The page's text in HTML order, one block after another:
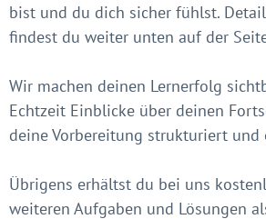
bist und du dich sicher fühlst.
findest du weiter unten auf der
Wir machen deinen Lernerfolg
Echtzeit Einblicke über deinen
deine Vorbereitung strukturiert und
Übrigens erhältst du bei uns
weiteren Aufgaben und Lösungen